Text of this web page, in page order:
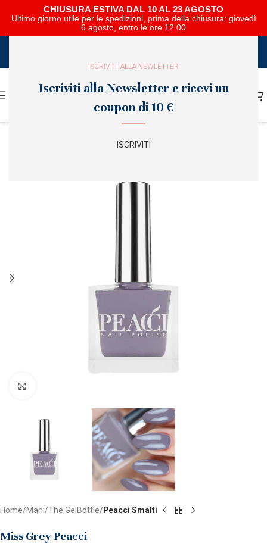
ISCRIVITI ALLA NEWLETTER
Iscriviti alla Newsletter e ricevi un
coupon di 10 €
ISCRIVITI
CHIUSURA ESTIVA DAL 10 AL 23 AGOSTO
Ultimo giorno utile per le spedizioni, prima della chiusura: giovedì
6 agosto, entro le ore 12.00
Home Mani The GelBottle Peacci Smalti
Miss Grey Peacci